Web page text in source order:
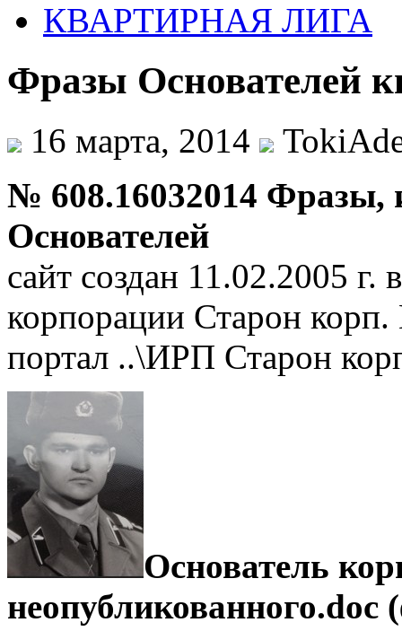
КВАРТИРНАЯ ЛИГА
Фразы Основателей
16 марта, 2014
№ 608.16032014 Фразы,
Основателей
сайт создан 11.02.2005 г.
корпорации Старон
портал ..\ИРП Старон
Основатель